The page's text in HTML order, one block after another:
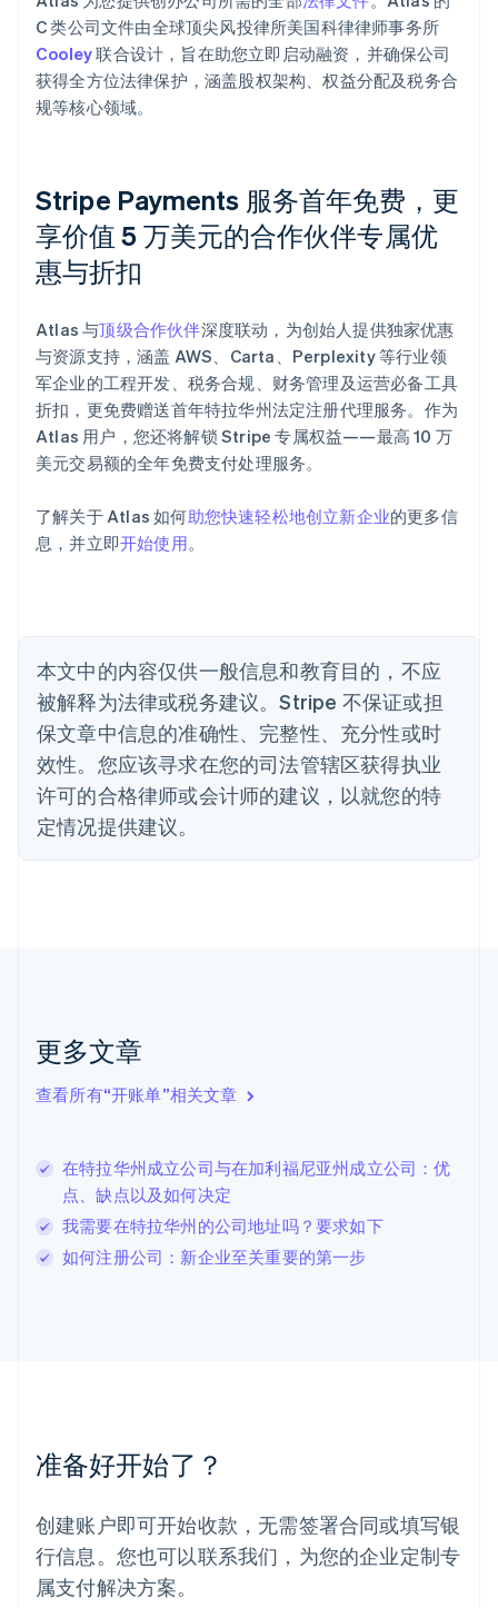
C 类公司文件由全球顶尖风投律所美国科律律师事务所
Cooley联合设计，旨在助您立即启动融资，并确保公司
获得全方位法律保护，涵盖股权架构、权益分配及税务合
规等核心领域。
Stripe Payments 服务首年免费，更
享价值 5 万美元的合作伙伴专属优
惠与折扣
Atlas 与顶级合作伙伴深度联动，为创始人提供独家优惠
与资源支持，涵盖 AWS、Carta、Perplexity 等行业领
军企业的工程开发、税务合规、财务管理及运营必备工具
折扣，更免费赠送首年特拉华州法定注册代理服务。作为
Atlas 用户，您还将解锁 Stripe 专属权益——最高 10 万
美元交易额的全年免费支付处理服务。
了解关于 Atlas 如何助您快速轻松地创立新企业的更多信
息，并立即开始使用。
本文中的内容仅供一般信息和教育目的，不应
被解释为法律或税务建议。Stripe 不保证或担
保文章中信息的准确性、完整性、充分性或时
效性。您应该寻求在您的司法管辖区获得执业
许可的合格律师或会计师的建议，以就您的特
定情况提供建议。
更多文章
查看所有“开账单”相关文章
在特拉华州成立公司与在加利福尼亚州成立公司：优
点、缺点以及如何决定
我需要在特拉华州的公司地址吗？要求如下
如何注册公司：新企业至关重要的第一步
准备好开始了？
创建账户即可开始收款，无需签署合同或填写银
行信息。您也可以联系我们，为您的企业定制专
属支付解决方案。
阿联酋
爱尔兰
English
爱沙尼亚
English
奥地利
Deutsch English
澳大利亚
巴西
PortuguêsEnglish
English
丹麦
English
德国
DeutschEnglish
法国
FrançaisEnglish
芬兰
EnglishSvenska
English Italiano
拉脱维亚
立陶宛
DeutschEnglish
卢森堡
罗马尼亚
English
挪威
葡萄牙
Português English
日本
日本語English
瑞典